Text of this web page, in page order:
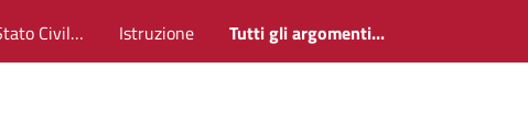
Anagrafe Stato Civile ed Elettorale Istruzione Tutti gli argomenti...